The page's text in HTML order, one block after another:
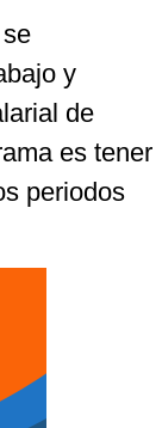
y
de
es tener
periodos